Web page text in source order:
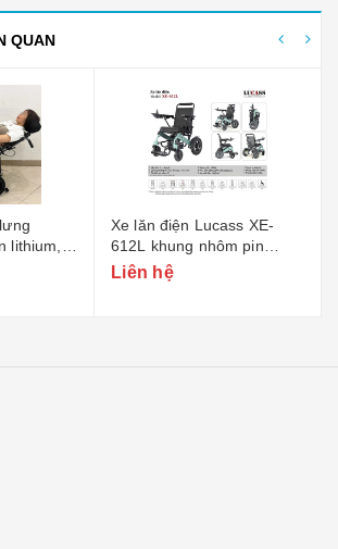
QUAN
Xe lăn điện Lucass XE-
612L khung nhôm pin
Xe lăn